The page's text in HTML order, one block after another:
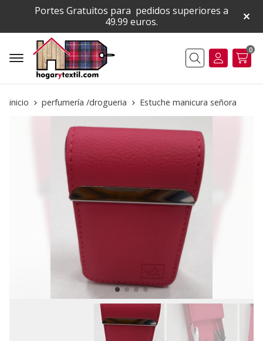
Portes Gratuitos para pedidos superiores a
49.99 euros.
Buscar
0
inicio perfumería /drogueria Estuche manicura señora